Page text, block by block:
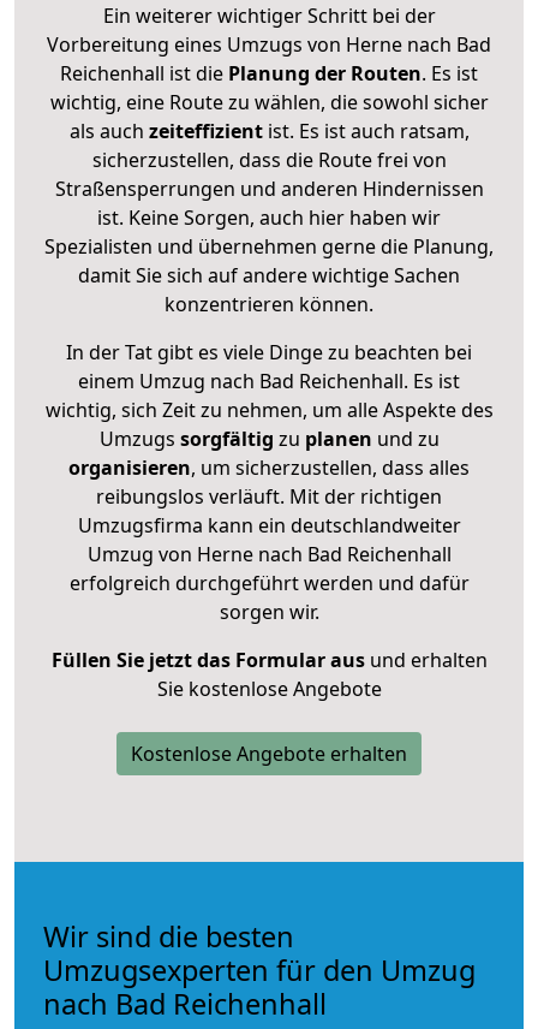
Ein weiterer wichtiger Schritt bei der
Vorbereitung eines Umzugs von Herne nach Bad
Reichenhall ist die Planung der Routen. Es ist
wichtig, eine Route zu wählen, die sowohl sicher
als auch zeiteffizientist. Es ist auch ratsam,
sicherzustellen, dass die Route frei von
Straßensperrungen und anderen Hindernissen
ist. Keine Sorgen, auch hier haben wir
Spezialisten und übernehmen gerne die Planung,
damit Sie sich auf andere wichtige Sachen
konzentrieren können.
In der Tat gibt es viele Dinge zu beachten bei
einem Umzug nach Bad Reichenhall. Es ist
wichtig, sich Zeit zu nehmen, um alle Aspekte des
Umzugs sorgfältig zu planen und zu
organisieren, um sicherzustellen, dass alles
reibungslos verläuft. Mit der richtigen
Umzugsfirma kann ein deutschlandweiter
Umzug von Herne nach Bad Reichenhall
erfolgreich durchgeführt werden und dafür
sorgen wir.
Füllen Sie jetzt das Formular ausund erhalten
Sie kostenlose Angebote
Kostenlose Angebote erhalten
Wir sind die besten
Umzugsexperten für den Umzug
nach Bad Reichenhall